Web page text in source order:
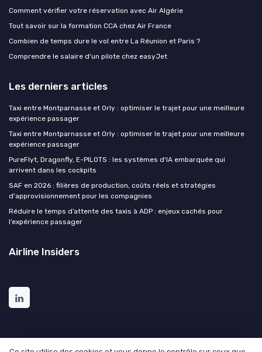
Comment vérifier votre réservation avec Air Algérie
Tout savoir sur la formation CCA chez Air France
Combien de temps dure le vol entre La Réunion et Paris ?
Comprendre le salaire d'un pilote chez easyJet
Les derniers articles
Taxi entre Montparnasse et Orly : optimiser le trajet pour une meilleure
expérience passager
Taxi entre Montparnasse et Orly : optimiser le trajet pour une meilleure
expérience passager
PureFlyt, Dragonfly, E-PILOTS : les systèmes d'IA embarquée qui
arrivent dans les cockpits
SAF en 2026 : filières de production, coûts réels et stratégies
d'approvisionnement pour les compagnies
Réduire le temps d’attente des taxis à ADP : enjeux cachés pour
l’expérience passager
Airline Insiders